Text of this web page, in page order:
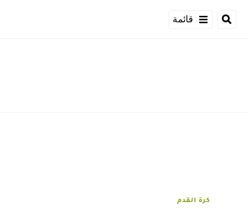
قائمة
كرة القدم